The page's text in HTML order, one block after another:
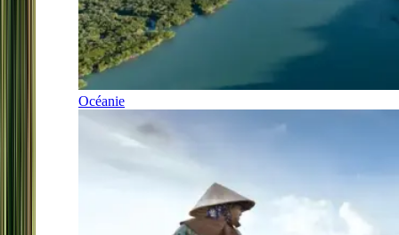
Océanie